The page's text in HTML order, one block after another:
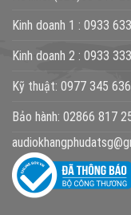
Kinh doanh 1 : 0933
Kinh doanh 2 : 0933
Kỹ thuật: 0977 345 636
Bảo hành: 02866 817